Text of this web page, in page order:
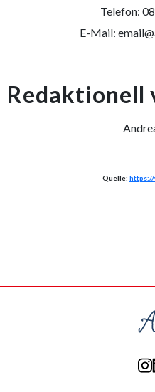
Telefon:
E-Mail:
Quelle: https://